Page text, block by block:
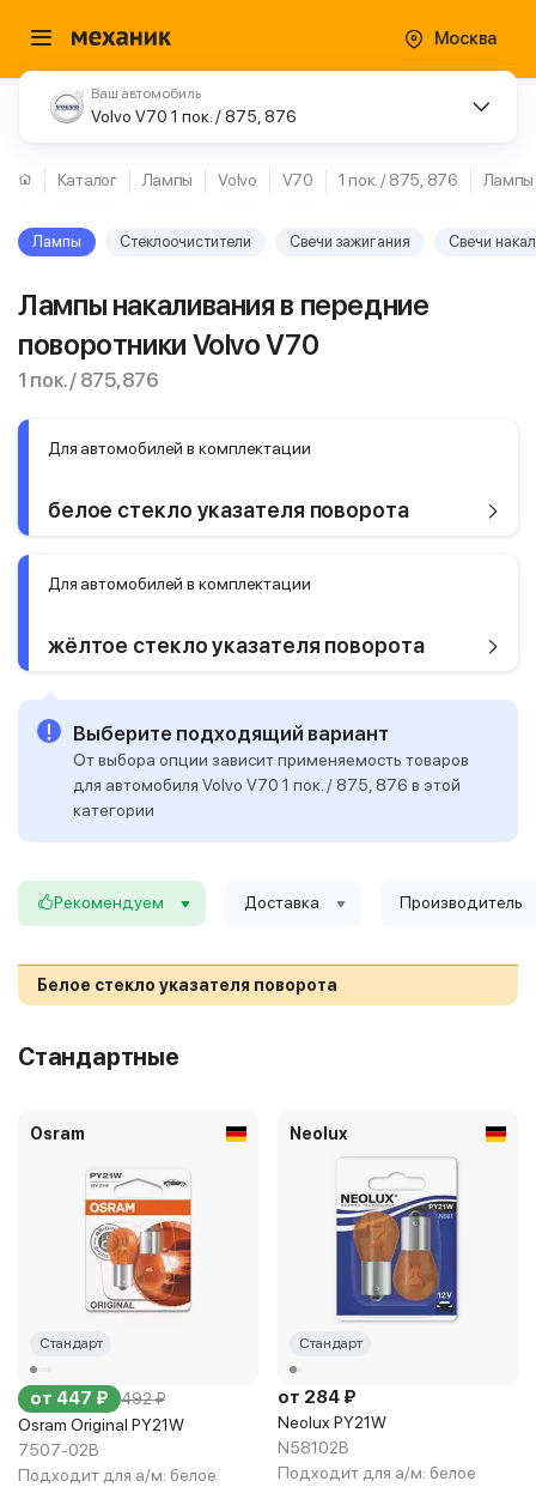
Москва
Ваш автомобиль
Volvo V70 1 пок. / 875, 876
Каталог Лампы Volvo V70 1 пок. / 875, 876 Лампы
Лампы Стеклоочистители Свечи зажигания Свечи
Лампы накаливания в передние
поворотники Volvo V70
1 пок. / 875, 876
Для автомобилей в комплектации
белое стекло указателя поворота
Для автомобилей в комплектации
жёлтое стекло указателя поворота
Выберите подходящий вариант
От выбора опции зависит применяемость товаров
для автомобиля Volvo V70 1 пок. / 875, 876 в этой
категории
Рекомендуем Доставка Производитель
Белое стекло указателя поворота
Стандартные
Osram
Стандарт
от 447 ₽ 492 ₽
Osram Original PY21W
7507-02B
Подходит для а/м: белое
Neolux
Стандарт
от 284 ₽
Neolux PY21W
N58102B
Подходит для а/м: белое